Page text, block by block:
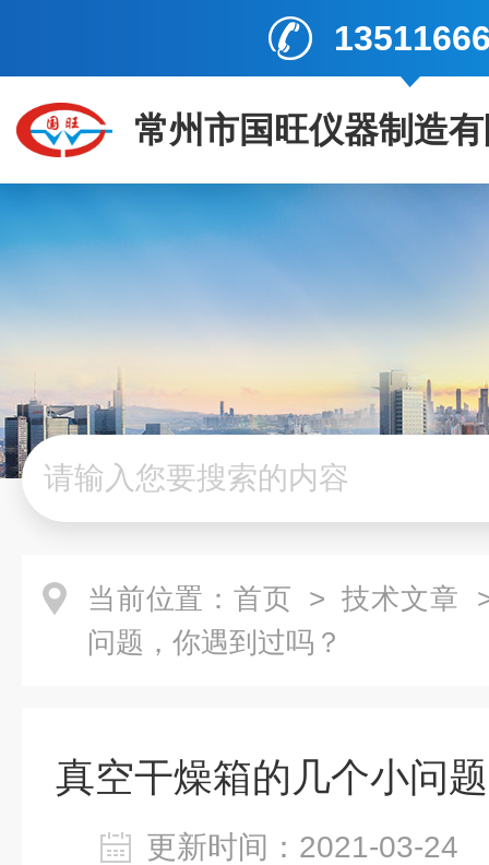
常州市国旺仪器制造
当前位置： 首页 > 技术文章
问题，你遇到过吗？
真空干燥箱的几个小问
更新时间：2021-03-